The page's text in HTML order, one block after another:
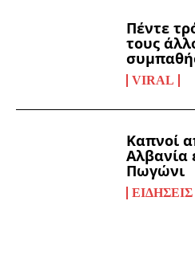
Πέντε
τους
VIRAL
Καπνοί
Αλβανία
Πωγώνι